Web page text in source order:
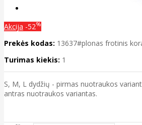
Akcija -52%
Prekės kodas: 13637#plonas frotinis
Turimas kiekis: 1
S, M, L dydžių - pirmas nuotraukos
antras nuotraukos variantas.